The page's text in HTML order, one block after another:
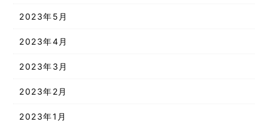
2023年5月
2023年4月
2023年3月
2023年2月
2023年1月